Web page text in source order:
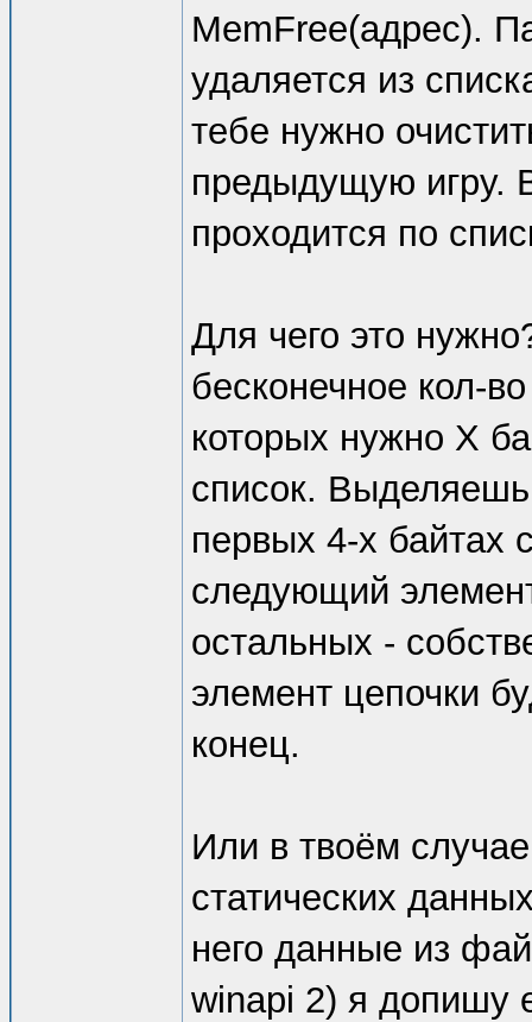
MemFree(адрес).
удаляется из
тебе нужно
предыдущую игру.
проходится по
Для чего это
бесконечное кол-
которых нужно Х
список.
первых 4-х байтах
следующий
остальных -
элемент цепочки
конец.
Или в твоём
статических
него данные из
winapi 2) я допишу